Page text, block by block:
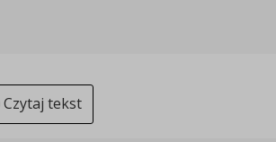
Czytaj tekst